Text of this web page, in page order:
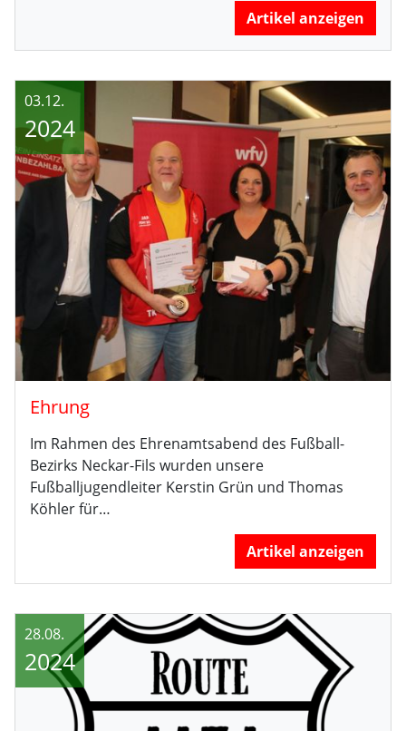
Artikel anzeigen
Ehrung
Im Rahmen des Ehrenamtsabend des Fußball-
Bezirks Neckar-Fils wurden unsere
Fußballjugendleiter Kerstin Grün und Thomas
Köhler für…
Artikel anzeigen
03.12.
2024
28.08.
2024